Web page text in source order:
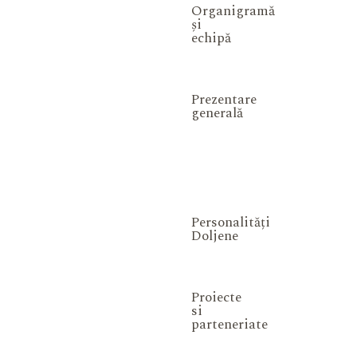
Organigramă
și
echipă
Prezentare
generală
Personalități
Doljene
Proiecte
si
parteneriate